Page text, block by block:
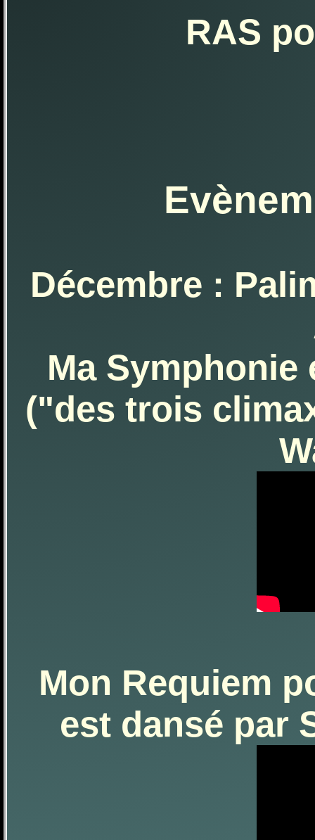
RAS
Décembre :
Ma Symphonie
("des trois
Mon Requiem
est dansé par